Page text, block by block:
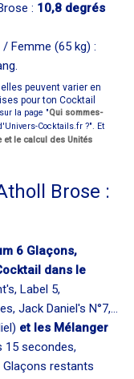
: 10,8 degrés
Femme (65 kg) :
elles peuvent varier en
pour ton Cocktail
la page "Qui sommes-
Cocktails.fr ?". Et
le calcul des Unités
Brose :
6 Glaçons,
dans le
Label 5,
Jack Daniel's N°7,...
et les Mélanger
15 secondes,
restants